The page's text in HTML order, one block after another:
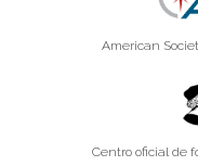
American
Centro oficial de